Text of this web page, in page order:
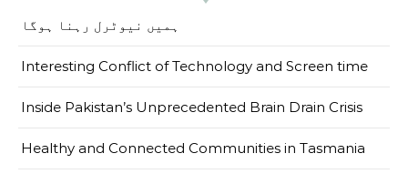
ہمیں نیوٹرل رہنا ہوگا
Interesting Conflict of Technology and Screen time
Inside Pakistan’s Unprecedented Brain Drain Crisis
Healthy and Connected Communities in Tasmania